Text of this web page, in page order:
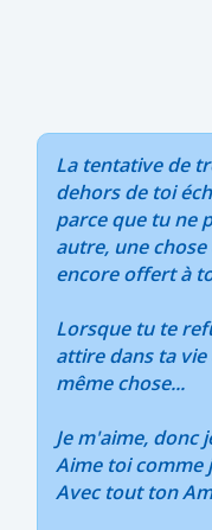
La tentative de
dehors de toi
parce que tu ne
autre, une
encore offert à
Lorsque tu te
attire dans ta
même chose...
Je m'aime, donc
Aime toi comme
Avec tout ton